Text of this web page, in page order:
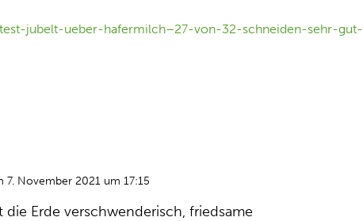
jubelt-ueber-hafermilch–27-von-32-schneiden-sehr-gut-
7. November 2021 um 17:15
die Erde verschwenderisch, friedsame